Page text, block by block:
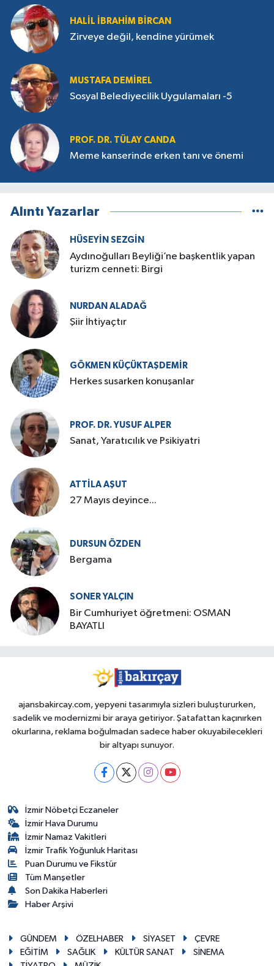
HALIL İBRAHIM BIRCAN
Zirveye değil, kendine yürümek
MUSTAFA DEMIREL
Sosyal Belediyecilik Uygulamaları -5
PROF. DR. TÜLAY CANDA
Meme kanserinde erken tanı ve önemi
Alıntı Yazarlar
HÜSEYIN SEZGIN
Aydınoğulları Beyliği’ne başkentlik yapan
turizm cenneti: Birgi
NURDAN ALADAĞ
Şiir İhtiyaçtır
GÖKMEN KÜÇÜKTAŞDEMIR
Herkes susarken konuşanlar
PROF. DR. YUSUF ALPER
Sanat, Yaratıcılık ve Psikiyatri
ATTILA AŞUT
27 Mayıs deyince...
DURSUN ÖZDEN
Bergama
SONER YALÇIN
Bir Cumhuriyet öğretmeni: OSMAN
BAYATLI
ajansbakircay.com, yepyeni tasarımıyla sizleri buluştururken,
sadelik ve modernizmi bir araya getiriyor. Şatafattan kaçınırken
okurlarına, reklama boğulmadan sadece haber okuyabilecekleri
bir altyapı sunuyor.
İzmir Nöbetçi Eczaneler
İzmir Hava Durumu
İzmir Namaz Vakitleri
İzmir Trafik Yoğunluk Haritası
Puan Durumu ve Fikstür
Tüm Manşetler
Son Dakika Haberleri
Haber Arşivi
GÜNDEM ÖZELHABER SİYASET
ÇEVRE
EĞİTİM
SAĞLIK KÜLTÜR SANAT
SİNEMA